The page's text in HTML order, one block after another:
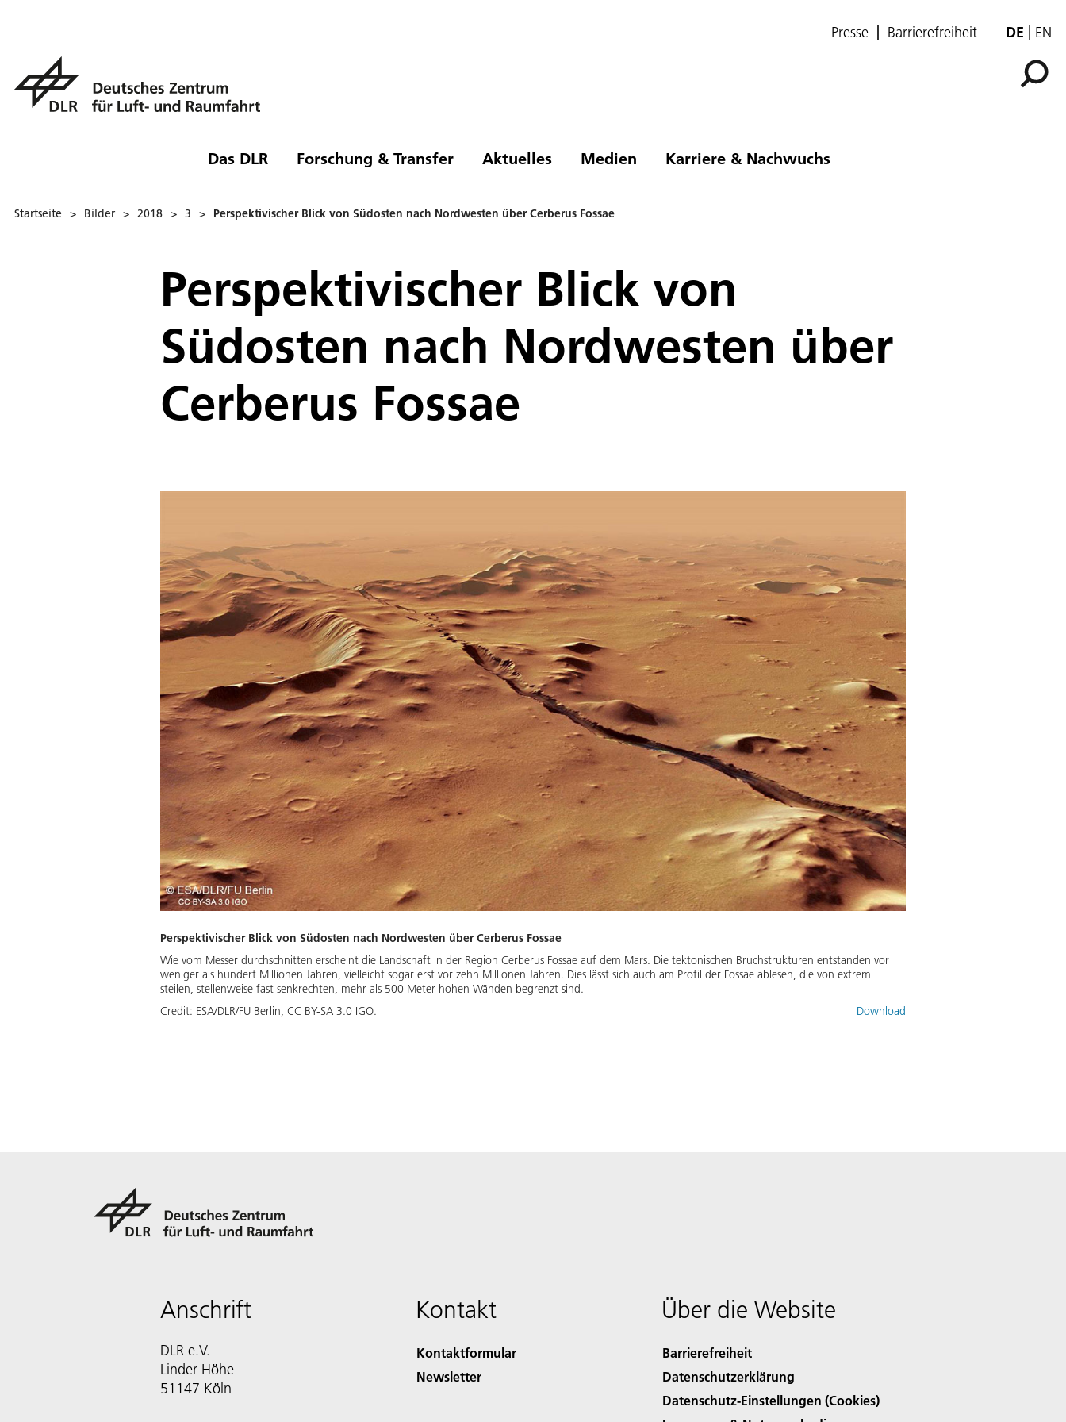
Presse Barrierefreiheit DE EN
Das DLR Forschung & Transfer Aktuelles Medien Karriere & Nachwuchs
Startseite > Bilder > 2018 > 3 > Perspektivischer Blick von Südosten nach Nordwesten über Cerberus Fossae
Perspektivischer Blick von
Südosten nach Nordwesten über
Cerberus Fossae
Perspektivischer Blick von Südosten nach Nordwesten über Cerberus Fossae
Wie vom Messer durchschnitten erscheint die Landschaft in der Region Cerberus Fossae auf dem Mars. Die tektonischen Bruchstrukturen entstanden vor
weniger als hundert Millionen Jahren, vielleicht sogar erst vor zehn Millionen Jahren. Dies lässt sich auch am Profil der Fossae ablesen, die von extrem
steilen, stellenweise fast senkrechten, mehr als 500 Meter hohen Wänden begrenzt sind.
Credit: ESA/DLR/FU Berlin, CC BY-SA 3.0 IGO. Download
Anschrift
DLR e.V.
Linder Höhe
51147 Köln
Kontakt
Kontaktformular
Newsletter
Über die Website
Barrierefreiheit
Datenschutzerklärung
Datenschutz-Einstellungen (Cookies)